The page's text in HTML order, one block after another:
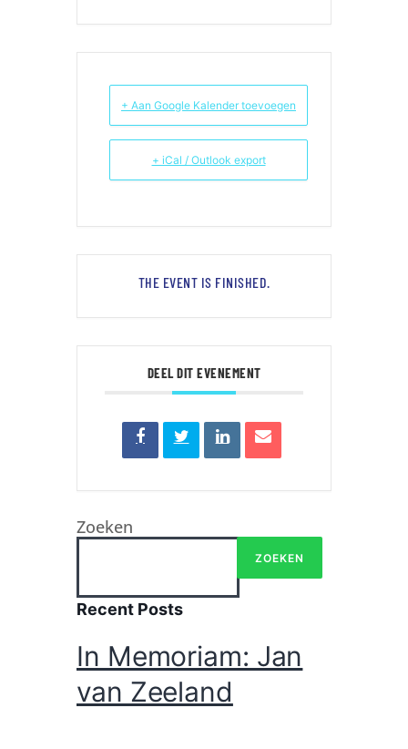
+ Aan Google Kalender toevoegen
+ iCal / Outlook export
THE EVENT IS FINISHED.
DEEL DIT EVENEMENT
Zoeken
ZOEKEN
Recent Posts
In Memoriam: Jan
van Zeeland